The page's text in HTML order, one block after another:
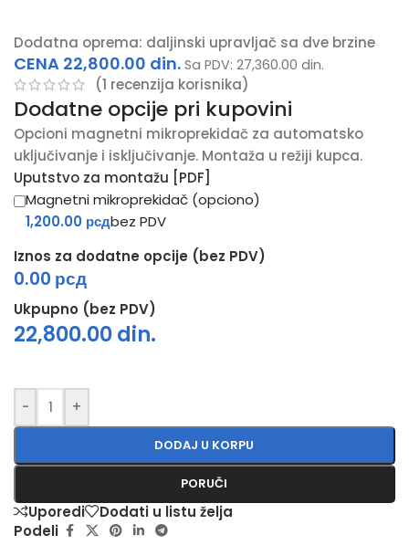
Dodatna oprema: daljinski upravljač sa dve brzine
CENA 22,800.00 din. Sa PDV: 27,360.00 din.
(1 recenzija korisnika)
Dodatne opcije pri kupovini
Opcioni magnetni mikroprekidač za automatsko
uključivanje i isključivanje. Montaža u režiji kupca.
Uputstvo za montažu [PDF]
Magnetni mikroprekidač (opciono)
1,200.00 рсдbez PDV
Iznos za dodatne opcije (bez PDV)
0.00 рсд
Ukpupno (bez PDV)
22,800.00din.
- +
DODAJ U KORPU
PORUČI
Uporedi
Dodati u listu želja
Podeli